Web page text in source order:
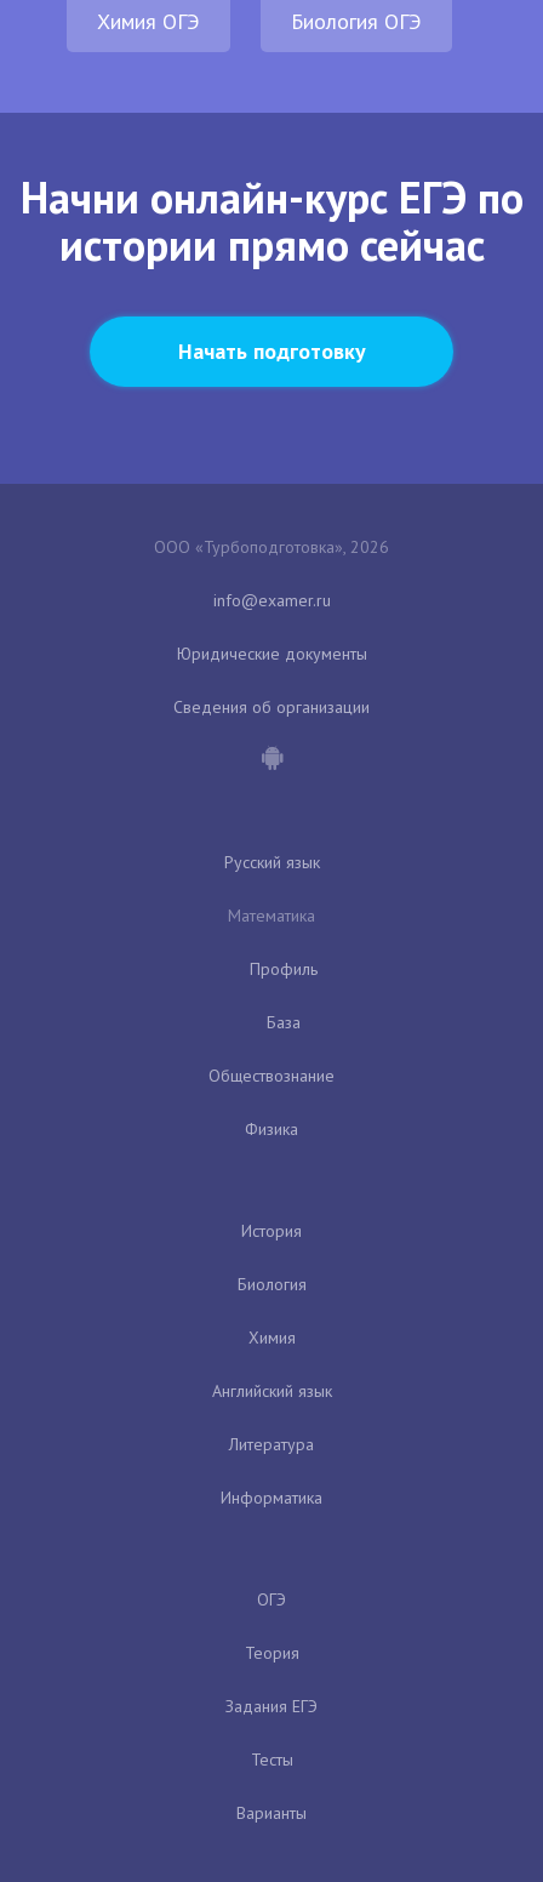
Химия ОГЭ Биология ОГЭ
Начни онлайн-курс ЕГЭ по
истории прямо сейчас
Начать подготовку
ООО «Турбоподготовка», 2026
Юридические документы
Сведения об организации
Русский язык
Математика
Профиль
База
Обществознание
Физика
История
Биология
Химия
Английский язык
Литература
Информатика
ОГЭ
Теория
Задания ЕГЭ
Тесты
Варианты